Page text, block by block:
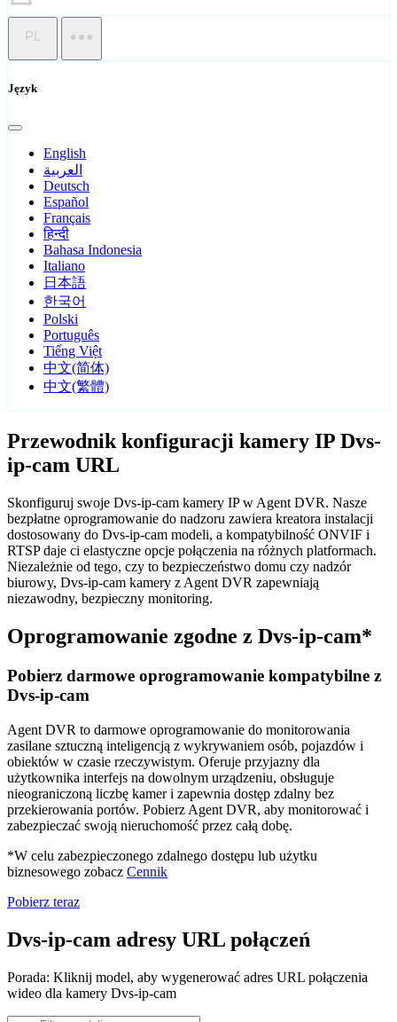
PL
Język
English
العربية
Deutsch
Español
Français
हिन्दी
Bahasa Indonesia
Italiano
日本語
한국어
Polski
Português
Tiếng Việt
中文(简体)
中文(繁體)
Przewodnik konfiguracji kamery IP Dvs-
ip-cam URL
Skonfiguruj swoje Dvs-ip-cam kamery IP w Agent DVR. Nasze
bezpłatne oprogramowanie do nadzoru zawiera kreatora instalacji
dostosowany do Dvs-ip-cam modeli, a kompatybilność ONVIF i
RTSP daje ci elastyczne opcje połączenia na różnych platformach.
Niezależnie od tego, czy to bezpieczeństwo domu czy nadzór
biurowy, Dvs-ip-cam kamery z Agent DVR zapewniają
niezawodny, bezpieczny monitoring.
Oprogramowanie zgodne z Dvs-ip-cam*
Pobierz darmowe oprogramowanie kompatybilne z
Dvs-ip-cam
Agent DVR to darmowe oprogramowanie do monitorowania
zasilane sztuczną inteligencją z wykrywaniem osób, pojazdów i
obiektów w czasie rzeczywistym. Oferuje przyjazny dla
użytkownika interfejs na dowolnym urządzeniu, obsługuje
nieograniczoną liczbę kamer i zapewnia dostęp zdalny bez
przekierowania portów. Pobierz Agent DVR, aby monitorować i
zabezpieczać swoją nieruchomość przez całą dobę.
*W celu zabezpieczonego zdalnego dostępu lub użytku
biznesowego zobacz Cennik
Pobierz teraz
Dvs-ip-cam adresy URL połączeń
Porada: Kliknij model, aby wygenerować adres URL połączenia
wideo dla kamery Dvs-ip-cam